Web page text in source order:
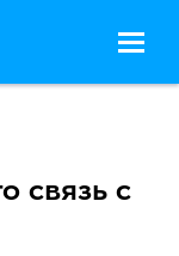
связь с